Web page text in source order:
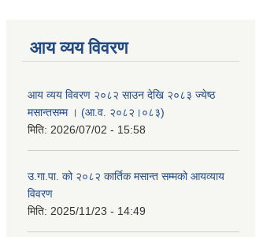
आय व्यय विवरण
आय व्यय विवरण २०८२ साउन देखि २०८३ ज्येष्ठ
मसान्तसम्म । (आ.व. २०८२।०८३)
मिति: 2026/07/02 - 15:58
उ.गा.पा. को २०८२ कार्तिक मसान्त सम्मको आयव्याय
विवरण
मिति: 2025/11/23 - 14:49